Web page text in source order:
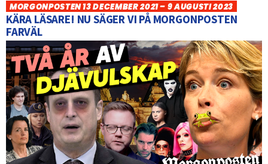
MORGONPOSTEN 13 DECEMBER 2021 – 9 AUGUSTI 2023
KÄRA LÄSARE! NU SÄGER VI PÅ MORGONPOSTEN
FARVÄL